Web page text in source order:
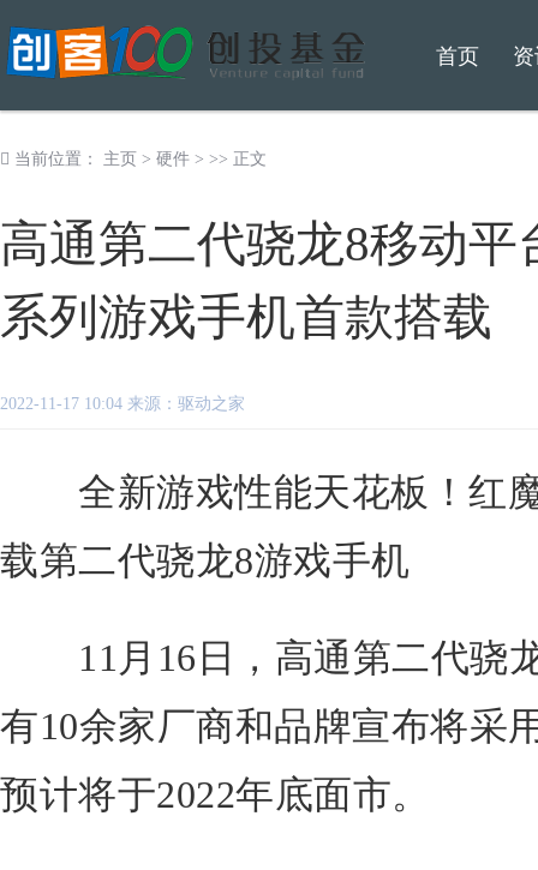
首页
当前位置： 主页 > 硬件 > >> 正文
高通第二代骁龙8移动平
系列游戏手机首款搭载
2022-11-17 10:04 来源：驱动之家
全新游戏性能天花板！红魔
载第二代骁龙8游戏手机
11月16日，高通第二代骁
有10余家厂商和品牌宣布将采
预计将于2022年底面市。